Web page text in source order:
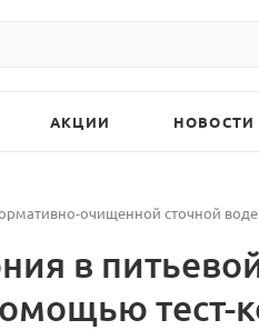
АКЦИИ НОВОСТИ
очищенной сточной
в